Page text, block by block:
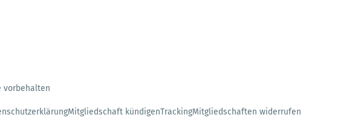
vorbehalten
Mitgliedschaft kündigenTrackingMitgliedschaften widerrufen